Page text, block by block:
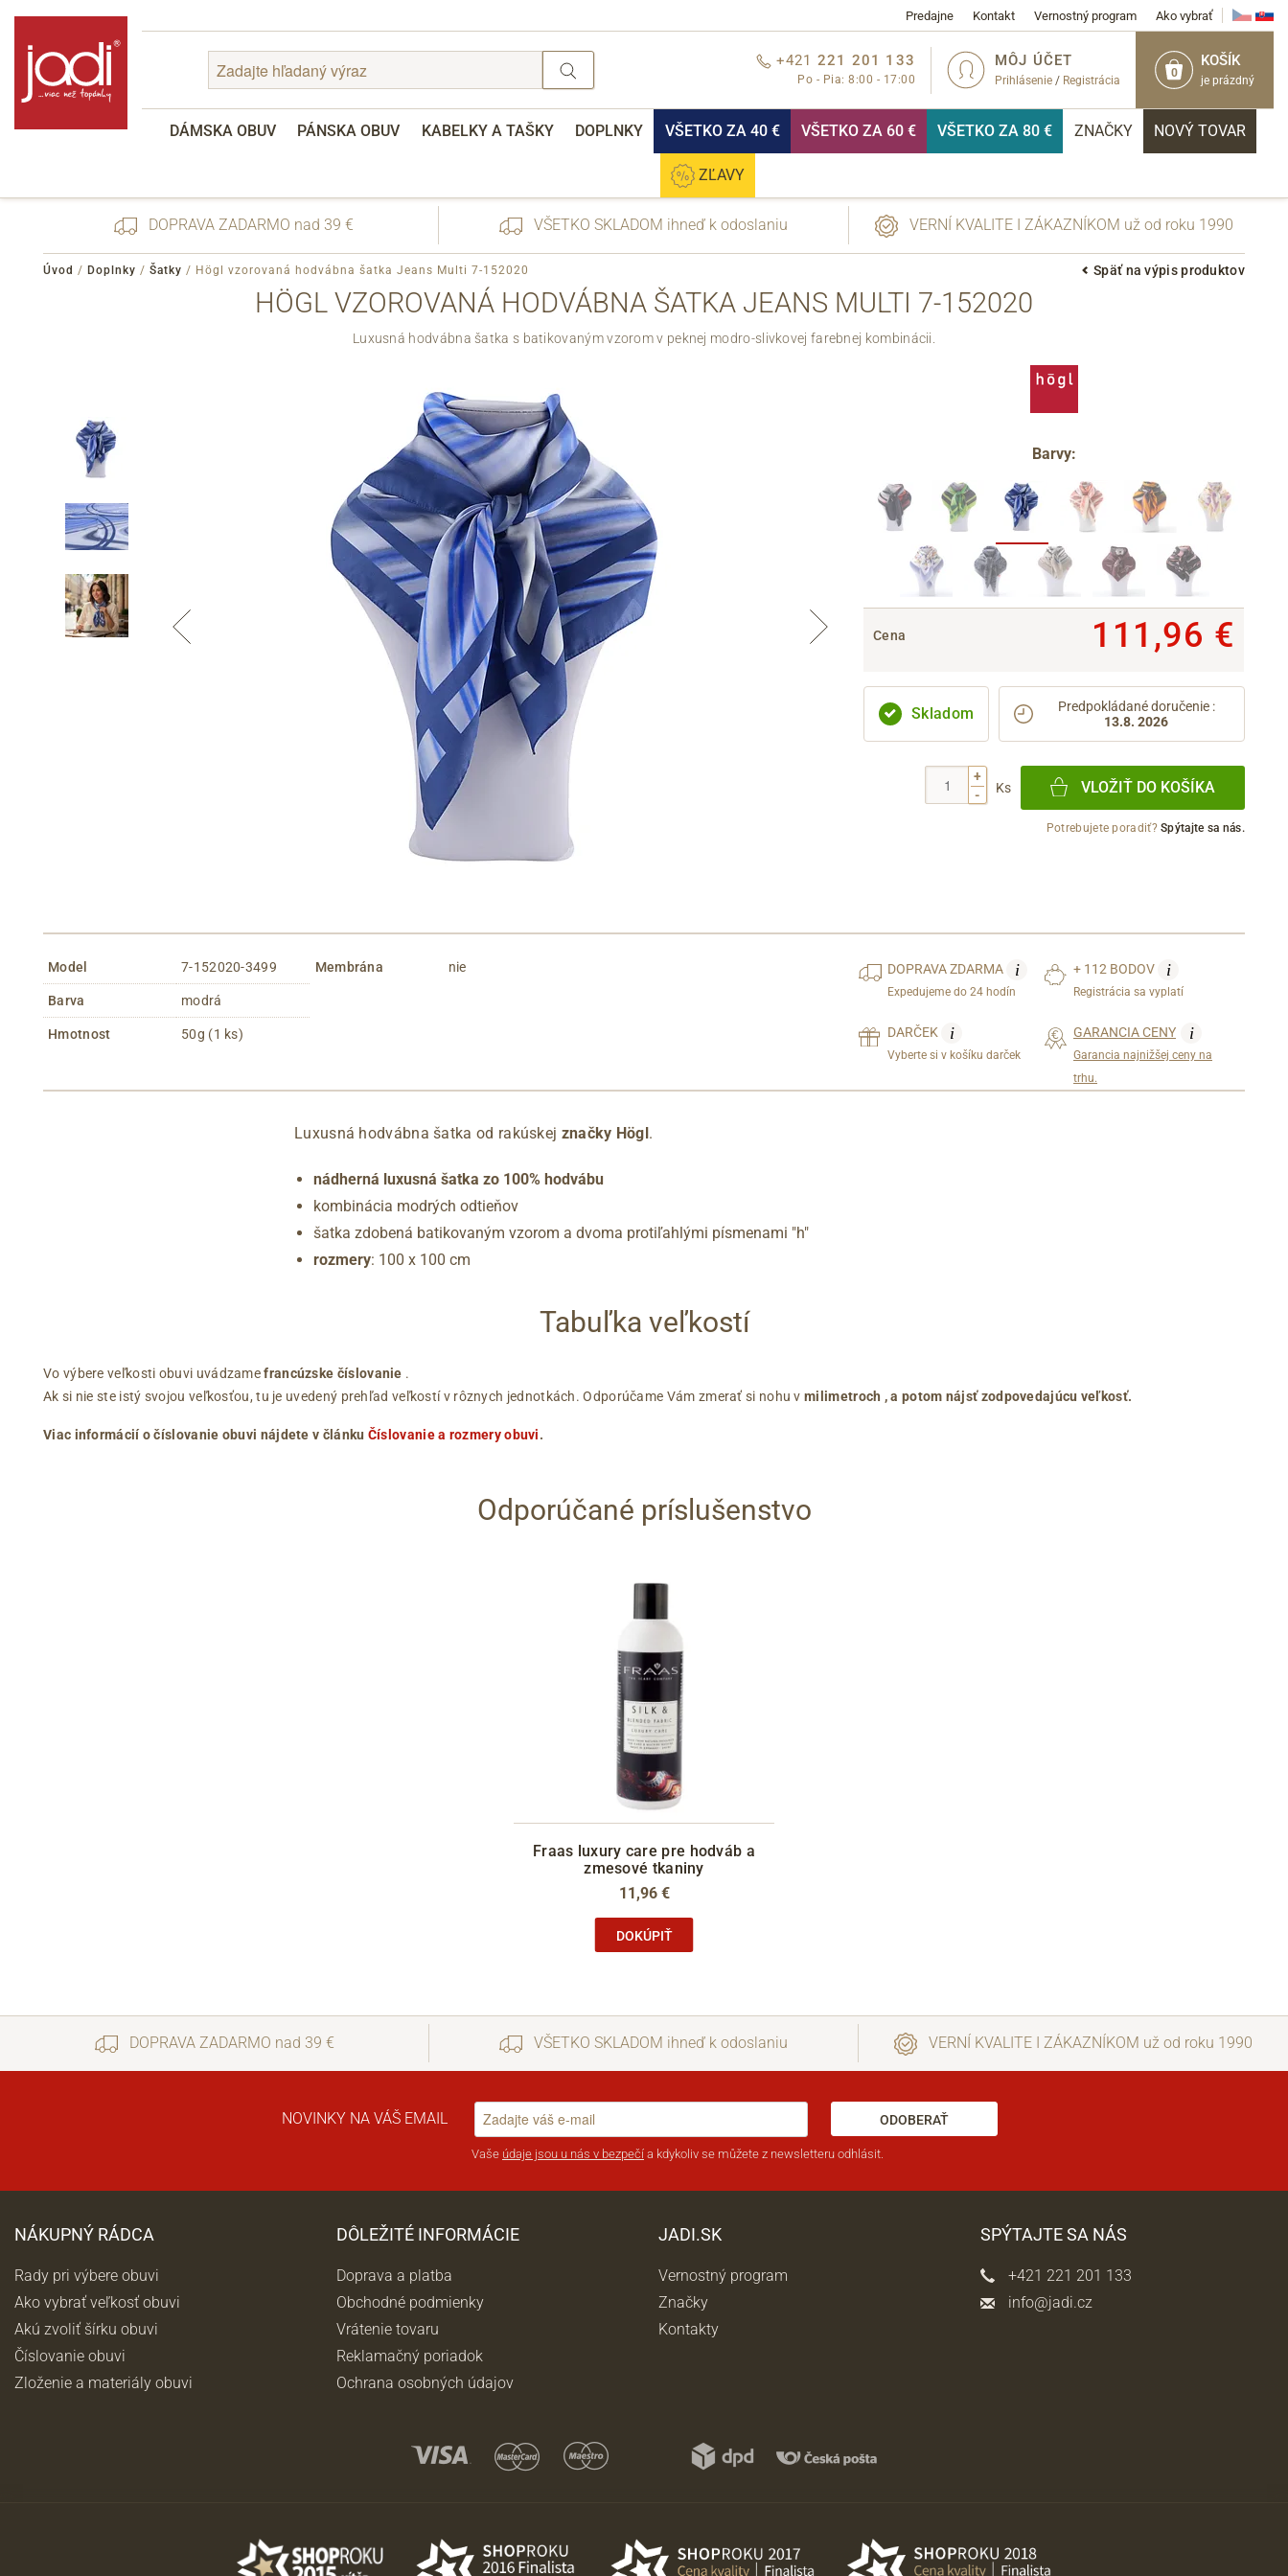
Predajne Kontakt Vernostný program Ako vybrať
0
KOŠÍK
je prázdný
MÔJ ÚČET
Prihlásenie / Registrácia
+421 221 201 133
Po - Pia: 8:00 - 17:00
DÁMSKA OBUV PÁNSKA OBUV KABELKY A TAŠKY DOPLNKY VŠETKO ZA 40 € VŠETKO ZA 60 € VŠETKO ZA 80 € ZNAČKY NOVÝ TOVAR
ZĽAVY
zpracování osobních údajů
DOPRAVA ZADARMO nad 39 € VŠETKO SKLADOM ihneď k odoslaniu VERNÍ KVALITE I ZÁKAZNÍKOM už od roku 1990
Späť na výpis produktov
Úvod / Doplnky / Šatky / Högl vzorovaná hodvábna šatka Jeans Multi 7-152020
HÖGL VZOROVANÁ HODVÁBNA ŠATKA JEANS MULTI 7-152020
Luxusná hodvábna šatka s batikovaným vzorom v peknej modro-slivkovej farebnej kombinácii.
Barvy:
Cena 111,96 €
Skladom Predpokládané doručenie :
13.8. 2026
+
-
Ks VLOŽIŤ DO KOŠÍKA
Potrebujete poradiť?Spýtajte sa nás.
Model 7-152020-3499
Barva modrá
Hmotnost 50g (1 ks)
Membrána nie DOPRAVAZDARMA i
Expedujeme do 24 hodín
+ 112 BODOV i
Registrácia sa vyplatí
DARČEK i
Vyberte si v košíku darček
GARANCIA CENY i
Garancia najnižšej ceny na
trhu.
Luxusná hodvábna šatka od rakúskej značky Högl.
nádherná luxusná šatka zo 100% hodvábu
kombinácia modrých odtieňov
šatka zdobená batikovaným vzorom a dvoma protiľahlými písmenami "h"
rozmery: 100 x 100 cm
Tabuľka veľkostí
Vo výbere veľkosti obuvi uvádzamefrancúzske číslovanie .
Ak si nie ste istý svojou veľkosťou, tu je uvedený prehľad veľkostí v rôznych jednotkách. Odporúčame Vám zmerať si nohu vmilimetroch , a potom nájsť zodpovedajúcu veľkosť.
Viac informácií o číslovanie obuvi nájdete v článku Číslovanie a rozmery obuvi.
Odporúčané príslušenstvo
Fraas luxury care pre hodváb a
zmesové tkaniny
11,96 €
DOKÚPIŤ
DOPRAVA ZADARMO nad 39 € VŠETKO SKLADOM ihneď k odoslaniu VERNÍ KVALITE I ZÁKAZNÍKOM už od roku 1990
NOVINKY NA VÁŠ EMAIL ODOBERAŤ
Vaše údaje jsou u nás v bezpečí a kdykoliv se můžete z newsletteru odhlásit.
NÁKUPNÝ RÁDCA
Rady pri výbere obuvi
Ako vybrať veľkosť obuvi
Akú zvoliť šírku obuvi
Číslovanie obuvi
Zloženie a materiály obuvi
DÔLEŽITÉ INFORMÁCIE
Doprava a platba
Obchodné podmienky
Vrátenie tovaru
Reklamačný poriadok
Ochrana osobných údajov
JADI.SK
Vernostný program
Značky
Kontakty
SPÝTAJTE SA NÁS
+421 221 201 133
info@jadi.cz